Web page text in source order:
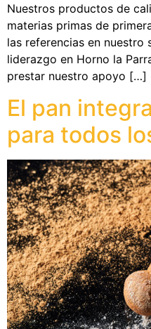
Nuestros productos de
materias primas de
las referencias en nuestro
liderazgo en Horno la
prestar nuestro apoyo […]
El pan
para todos